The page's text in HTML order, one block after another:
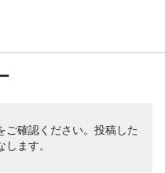
ご確認ください。投稿した
ます。